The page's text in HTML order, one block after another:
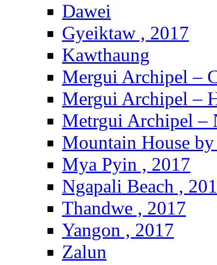
Dawei
Gyeiktaw , 2017
Kawthaung
Mergui Archipel –
Mergui Archipel –
Metrgui Archipel –
Mountain House
Mya Pyin , 2017
Ngapali Beach ,
Thandwe , 2017
Yangon , 2017
Zalun